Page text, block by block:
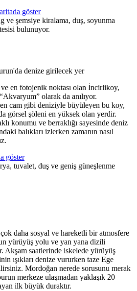
göster
ve şemsiye kiralama, duş, soyunma
bulunuyor.
en fotojenik noktası olan İncirlikoy,
olarak da anılıyor.
cam gibi deniziyle büyüleyen bu koy,
görsel şöleni en yüksek olan yerdir.
konumu ve berraklığı sayesinde deniz
balıkları izlerken zamanın nasıl
göster
tuvalet, duş ve geniş güneşlenme
daha sosyal ve hareketli bir atmosfere
yürüyüş yolu ve yan yana dizili
Akşam saatlerinde iskelede yürüyüş
ışıkları denize vururken taze Ege
Mordoğan nerede sorusunu merak
merkeze ulaşmadan yaklaşık 20
ilk büyük duraktır.